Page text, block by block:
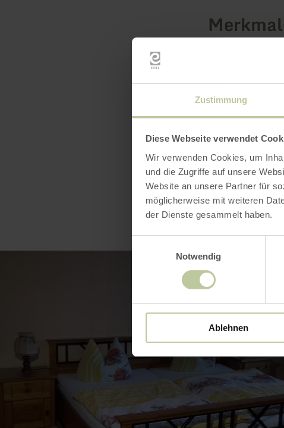
Zustimmung
Diese Webseite verwendet
Wir verwenden Cookies, um
und die Zugriffe auf unsere
Website an unsere Partner für
möglicherweise mit weiteren
der Dienste gesammelt haben.
Notwendig
Ablehnen